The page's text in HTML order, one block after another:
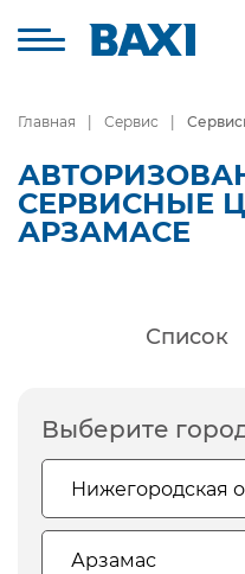
Главная Сервис
СЕРВИСНЫЕ
АРЗАМАСЕ
Список
Выберите